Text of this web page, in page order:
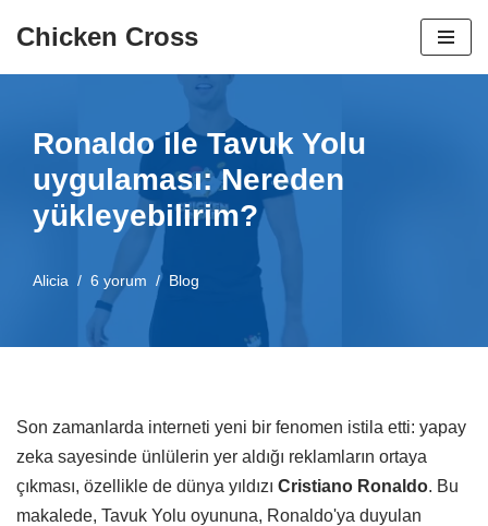
Chicken Cross
Ronaldo ile Tavuk Yolu
uygulaması: Nereden
yükleyebilirim?
Alicia 6 yorum Blog
Son zamanlarda interneti yeni bir fenomen istila etti: yapay
zeka sayesinde ünlülerin yer aldığı reklamların ortaya
çıkması, özellikle de dünya yıldızı Cristiano Ronaldo. Bu
makalede, Tavuk Yolu oyununa, Ronaldo'ya duyulan